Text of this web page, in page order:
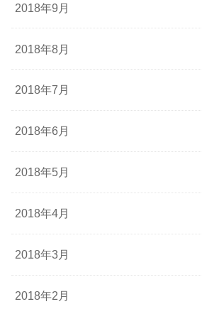
2018年9月
2018年8月
2018年7月
2018年6月
2018年5月
2018年4月
2018年3月
2018年2月